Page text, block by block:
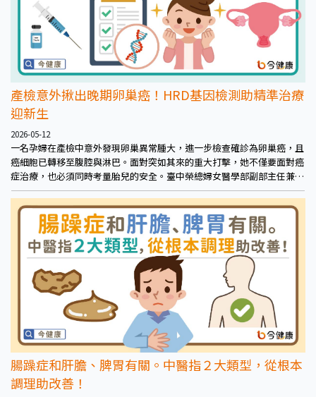
產檢意外揪出晚期卵巢癌！HRD基因檢測助精準治療
迎新生
2026-05-12
一名孕婦在產檢中意外發現卵巢異常腫大，進一步檢查確診為卵巢癌，且
癌細胞已轉移至腹腔與淋巴。面對突如其來的重大打擊，她不僅要面對癌
症治療，也必須同時考量胎兒的安全。臺中榮總婦女醫學部副部主任兼任
婦科主任醫師呂建興表示，經多專科團隊評估，病患於懷孕中期先進行手
術切除部分腫瘤確認診斷，再以化療控制病情；待胎兒發育相對成熟後安
排剖腹生產，及完整卵巢癌分期手術。
腸躁症和肝膽、脾胃有關。中醫指２大類型，從根本
調理助改善！